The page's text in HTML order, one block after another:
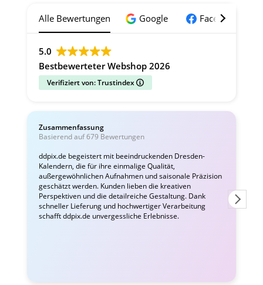
Alle Bewertungen Google Facebook
5.0
Bestbewerteter Webshop 2026
Verifiziert von: Trustindex
Zusammenfassung
Basierend auf 679 Bewertungen
ddpix.de begeistert mit beeindruckenden Dresden-
Kalendern, die für ihre einmalige Qualität,
außergewöhnlichen Aufnahmen und saisonale Präzision
geschätzt werden. Kunden lieben die kreativen
Perspektiven und die detailreiche Gestaltung. Dank
schneller Lieferung und hochwertiger Verarbeitung
schafft ddpix.de unvergessliche Erlebnisse.